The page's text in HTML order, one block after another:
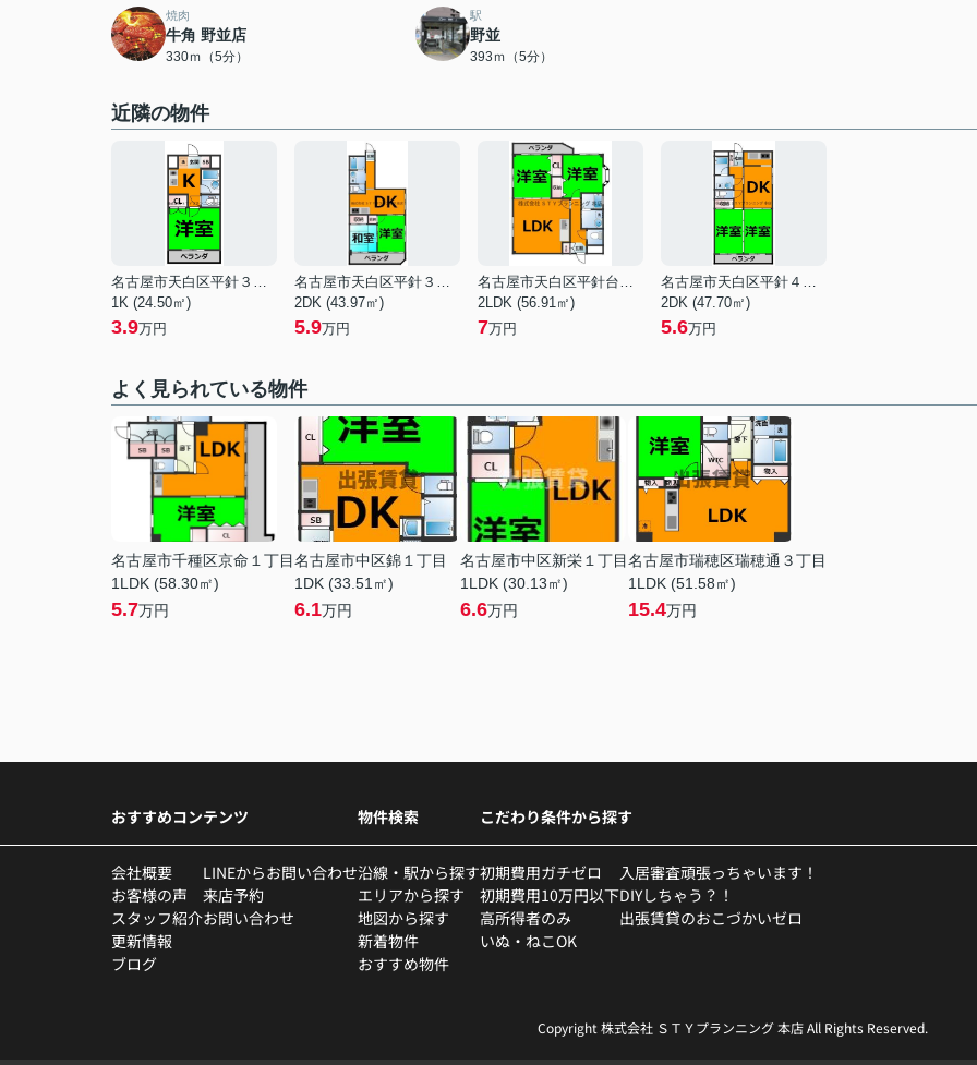
焼肉
牛角 野並店
330ｍ（5分）
駅
野並
393ｍ（5分）
近隣の物件
名古屋市天白区平針３丁目
1K (24.50㎡)
3.9万円
名古屋市天白区平針３丁目
2DK (43.97㎡)
5.9万円
名古屋市天白区平針台１丁目
2LDK (56.91㎡)
7万円
名古屋市天白区平針４丁目
2DK (47.70㎡)
5.6万円
よく見られている物件
名古屋市千種区京命１丁目
1LDK (58.30㎡)
5.7万円
名古屋市中区錦１丁目
1DK (33.51㎡)
6.1万円
名古屋市中区新栄１丁目
1LDK (30.13㎡)
6.6万円
名古屋市瑞穂区瑞穂通３丁目
1LDK (51.58㎡)
15.4万円
おすすめコンテンツ
会社概要
お客様の声
スタッフ紹介
更新情報
ブログ
LINEからお問い合わせ
来店予約
お問い合わせ
物件検索
沿線・駅から探す
エリアから探す
地図から探す
新着物件
おすすめ物件
こだわり条件から探す
初期費用ガチゼロ
初期費用10万円以下
高所得者のみ
いぬ・ねこOK
入居審査頑張っちゃいます！
DIYしちゃう？！
出張賃貸のおこづかいゼロ
Copyright 株式会社 ＳＴＹプランニング 本店 All Rights Reserved.